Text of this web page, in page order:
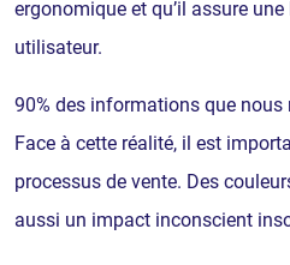
ergonomique et qu’il assure
utilisateur.
90% des informations que nous
Face à cette réalité, il est
processus de vente. Des
aussi un impact inconscient